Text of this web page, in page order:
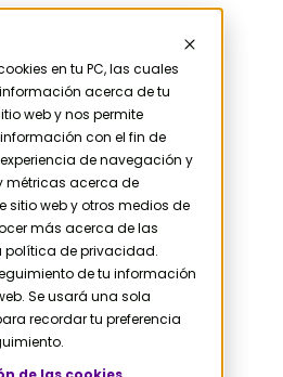
en tu PC, las cuales
acerca de tu
web y nos permite
con el fin de
de navegación y
métricas acerca de
sitio web y otros medios de
más acerca de las
política de privacidad.
de tu información
Se usará una sola
recordar tu preferencia
HubSpot